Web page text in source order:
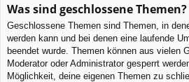
Was sind geschlossene Themen?
Geschlossene Themen sind Themen, in
werden kann und bei denen eine laufende
beendet wurde. Themen können aus vielen
Moderator oder Administrator gesperrt
Möglichkeit, deine eigenen Themen zu